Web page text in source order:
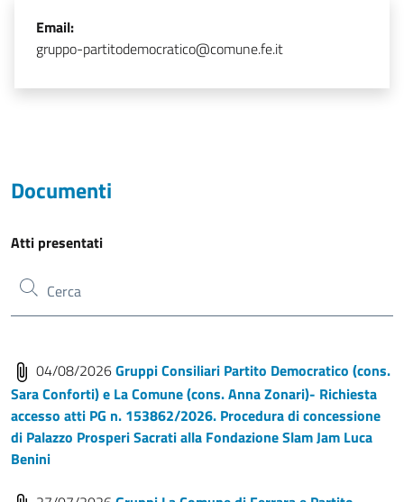
Email:
gruppo-partitodemocratico@comune.fe.it
Documenti
Atti presentati
04/08/2026Gruppi Consiliari Partito Democratico (cons.
Sara Conforti) e La Comune (cons. Anna Zonari)- Richiesta
accesso atti PG n. 153862/2026. Procedura di concessione
di Palazzo Prosperi Sacrati alla Fondazione Slam Jam Luca
Benini